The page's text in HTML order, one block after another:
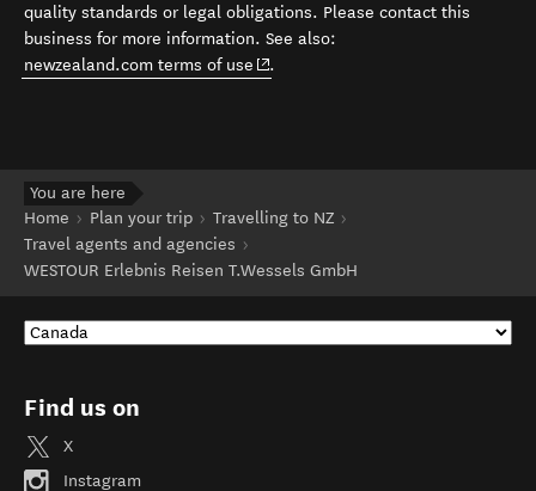
quality standards or legal obligations. Please contact this
business for more information. See also:
newzealand.com terms of use (opens in new window)
.
You are here
Home
Plan your trip
Travelling to NZ
Travel agents and agencies
WESTOUR Erlebnis Reisen T.Wessels GmbH
Find us on
X
Instagram